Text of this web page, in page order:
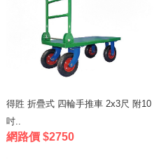
得貹 折疊式 四輪手推車 2x3尺 附10
吋..
網路價 $2750